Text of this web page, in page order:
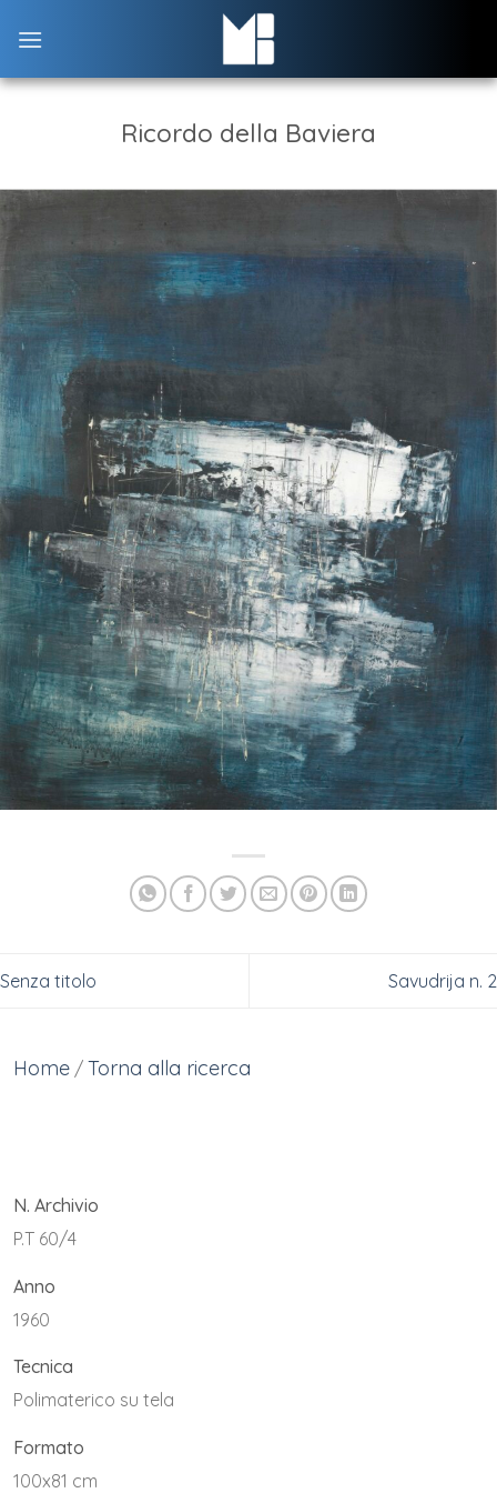
Ricordo della Baviera
Senza titolo Savudrija n. 2
Home / Torna alla ricerca
N. Archivio
P.T 60/4
Anno
1960
Tecnica
Polimaterico su tela
Formato
100x81 cm